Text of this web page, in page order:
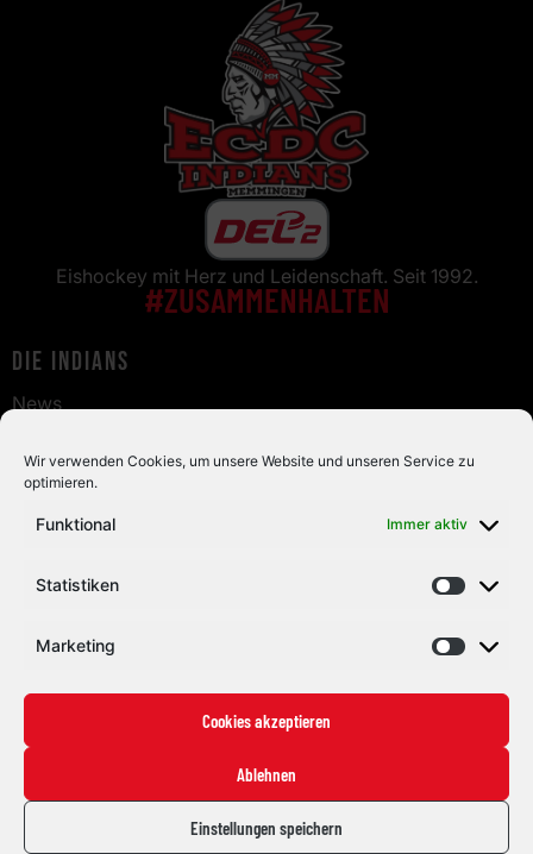
Wir verwenden Cookies, um unsere Website und unseren Service zu
optimieren.
Funktional Immer aktiv
Statistiken
Marketing
Cookies akzeptieren
Ablehnen
Einstellungen speichern
Eishockey mit Herz und Leidenschaft. Seit 1992.
#ZUSAMMENHALTEN
Die Indians
News
Fans
Kontakt
Datenschutz
Sponsoren
© Eisclub die Coyoten Memmingen Indians e.V.